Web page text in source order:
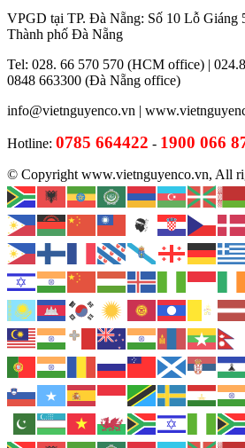
VPGD tại TP. Đà Nẵng: Số 10 Lỗ Giáng
Thành phố Đà Nẵng
Tel: 028. 66 570 570 (HCM office) |
0848 663300 (Đà Nẵng office)
info@vietnguyenco.vn |
Hotline: 0785 664422 - 1900 066
© Copyright www.vietnguyenco.vn, All